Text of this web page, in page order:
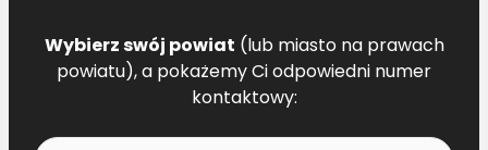
Wybierz swój powiat (lub miasto na prawach
powiatu), a pokażemy Ci odpowiedni numer
kontaktowy: